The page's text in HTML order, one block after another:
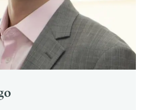
B. (2012). Au-delà du mythe du
Les modes de partage social
avantages de la divulgation
European Journal of Social
42(6).
A., Briskin, J., Shrapnell, T.,
bavardage sur les expériences